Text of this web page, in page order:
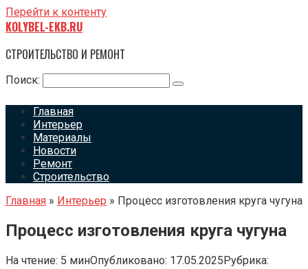
Перейти к контенту
KOLYBEL-EKB.RU
СТРОИТЕЛЬСТВО И РЕМОНТ
Поиск:
Главная
Интерьер
Материалы
Новости
Ремонт
Строительство
Главная » Интерьер » Процесс изготовления круга чугуна
Процесс изготовления круга чугуна
На чтение: 5 минОпубликовано: 17.05.2025Рубрика: